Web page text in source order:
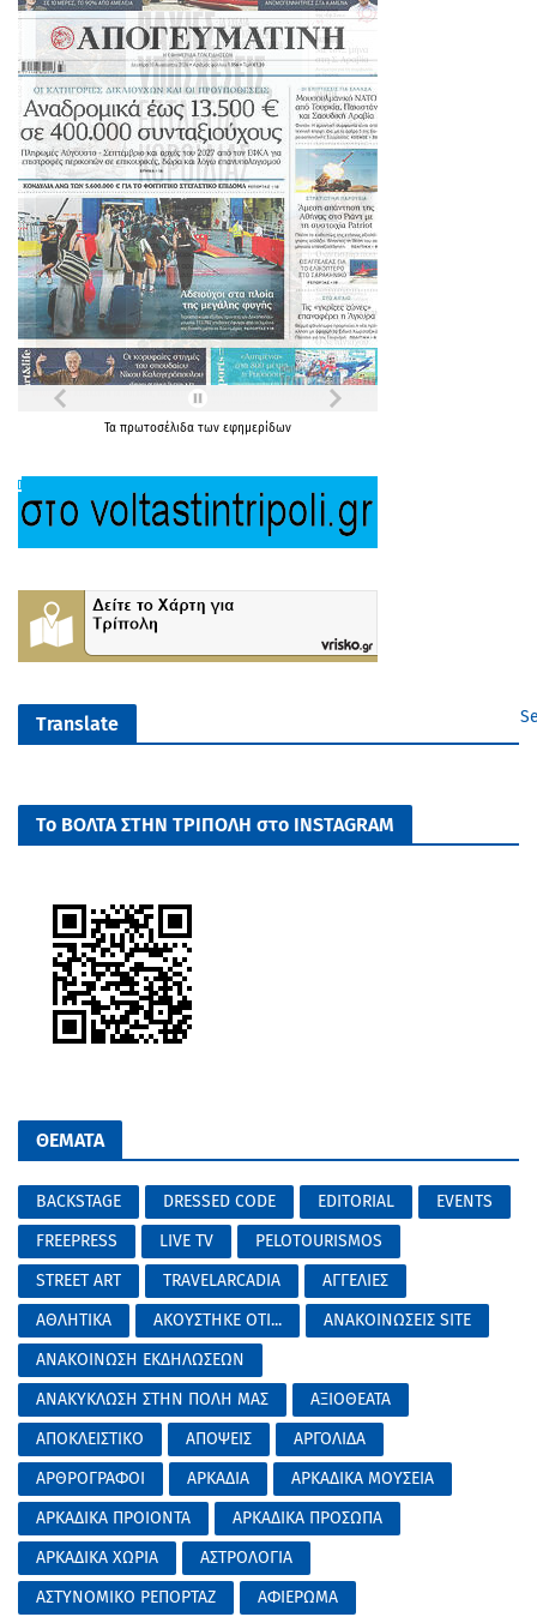
Τα πρωτοσέλιδα των εφημερίδων
Translate
Το ΒΟΛΤΑ ΣΤΗΝ ΤΡΙΠΟΛΗ στο INSTAGRAM
ΘΕΜΑΤΑ
BACKSTAGE DRESSED CODE EDITORIAL
EVENTS
FREEPRESS
LIVE TV
PELOTOURISMOS
STREET ART
TRAVELARCADIA
ΑΓΓΕΛΙΕΣ
ΑΘΛΗΤΙΚΑ
ΑΚΟΥΣΤΗΚΕ ΟΤΙ...
ΑΝΑΚΟΙΝΩΣΕΙΣ SITE
ΑΝΑΚΟΙΝΩΣΗ ΕΚΔΗΛΩΣΕΩΝ
ΑΝΑΚΥΚΛΩΣΗ ΣΤΗΝ ΠΟΛΗ ΜΑΣ
ΑΞΙΟΘΕΑΤΑ
ΑΠΟΚΛΕΙΣΤΙΚΟ
ΑΠΟΨΕΙΣ
ΑΡΓΟΛΙΔΑ
ΑΡΘΡΟΓΡΑΦΟΙ
ΑΡΚΑΔΙΑ
ΑΡΚΑΔΙΚΑ ΜΟΥΣΕΙΑ
ΑΡΚΑΔΙΚΑ ΠΡΟΙΟΝΤΑ
ΑΡΚΑΔΙΚΑ ΠΡΟΣΩΠΑ
ΑΡΚΑΔΙΚΑ ΧΩΡΙΑ
ΑΣΤΡΟΛΟΓΙΑ
ΑΣΤΥΝΟΜΙΚΟ ΡΕΠΟΡΤΑΖ
ΑΦΙΕΡΩΜΑ